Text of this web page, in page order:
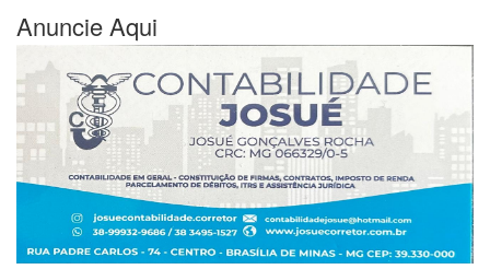
Anuncie Aqui